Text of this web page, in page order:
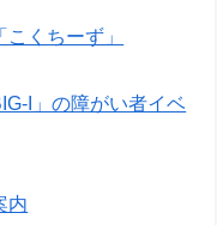
くちーず」
I」の障がい者イベ
内